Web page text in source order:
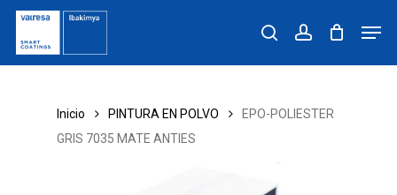
Skip
main
content
searchaccount
Inicio PINTURA EN POLVO
EPO-POLIESTER
GRIS 7035 MATE ANTIES